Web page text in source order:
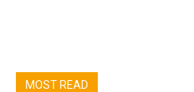
MOST READ